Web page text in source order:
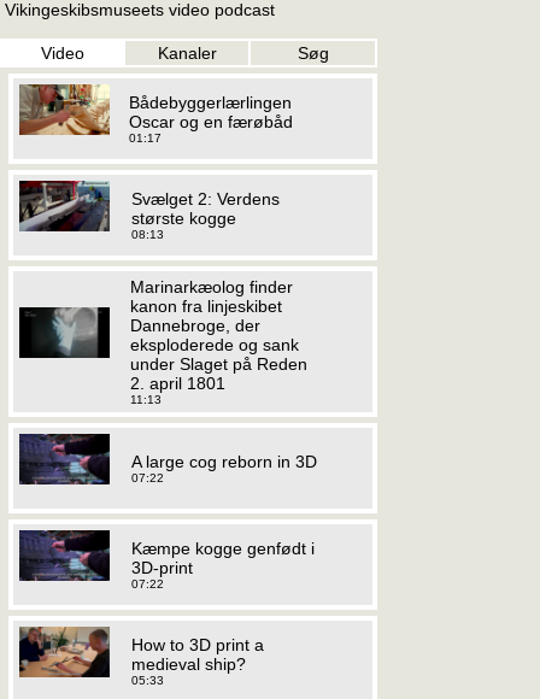
Vikingeskibsmuseets video podcast
Video Kanaler Søg
Bådebyggerlærlingen
Oscar og en færøbåd
01:17
Svælget 2: Verdens
største kogge
08:13
Marinarkæolog finder
kanon fra linjeskibet
Dannebroge, der
eksploderede og sank
under Slaget på Reden
2. april 1801
11:13
A large cog reborn in 3D
07:22
Kæmpe kogge genfødt i
3D-print
07:22
How to 3D print a
medieval ship?
05:33